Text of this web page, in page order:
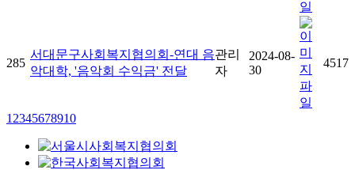
285
서대문구사회복지협의회-연대 음
악대학, '음악회 수익금' 전달
관리
자
2024-08-
30
4517
1 2345678910